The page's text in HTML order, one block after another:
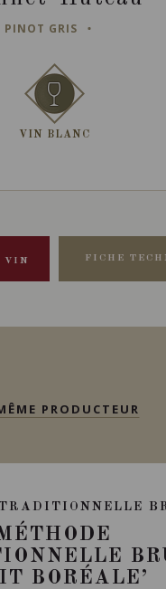
PINOT GRIS
VIN BLANC
VIN FICHE
PRODUCTEUR
BORÉALE’